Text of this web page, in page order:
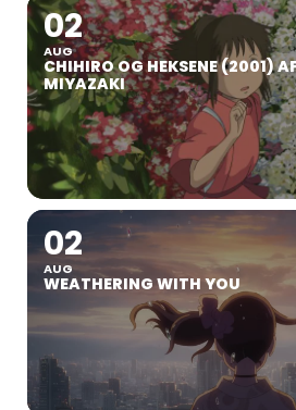
02
AUG
CHIHIRO OG HEKSENE (2001)
MIYAZAKI
02
AUG
WEATHERING WITH YOU